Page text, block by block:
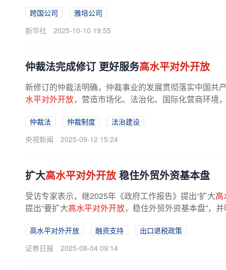
跨国公司
雅培公司
新华社
2025-10-10 19:55
仲裁法完成修订 更好服务高水平对外开放
新修订的仲裁法明确，仲裁事业的发展贯彻落实中国共
水平对外开放，营造市场化、法治化、国际化营商环境
仲裁法 仲裁制度
法治建设
央视新闻
2025-09-12 15:24
扩大高水平对外开放稳住外贸外资基本盘
受访专家表示，继2025年《政府工作报告》提出“扩大高
提出“要扩大高水平对外开放，稳住外贸外资基本盘”，
高水平对外开放 融资支持
出口退税政策
证券日报
2025-08-04 09:14